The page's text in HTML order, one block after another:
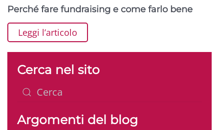
Perché fare fundraising e come farlo bene
Leggi l’articolo
Cerca nel sito
Argomenti del blog